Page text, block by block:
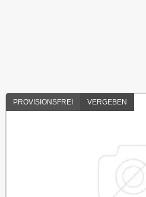
PROVISIONSFREI VERGEBEN